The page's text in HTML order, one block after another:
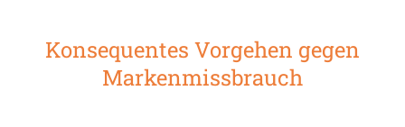
Konsequentes Vorgehen gegen
Markenmissbrauch